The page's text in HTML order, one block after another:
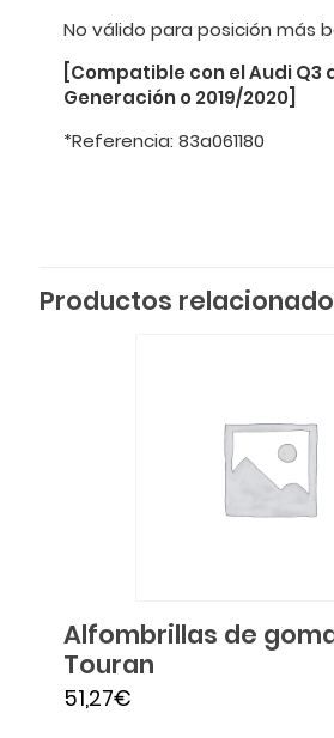
No válido para posición más
[Compatible con el Audi Q3
Generación o 2019/2020]
*Referencia: 83a061180
Productos
Alfombrillas de
Touran
51,27€